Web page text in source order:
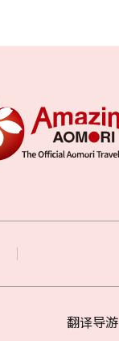
翻译导游